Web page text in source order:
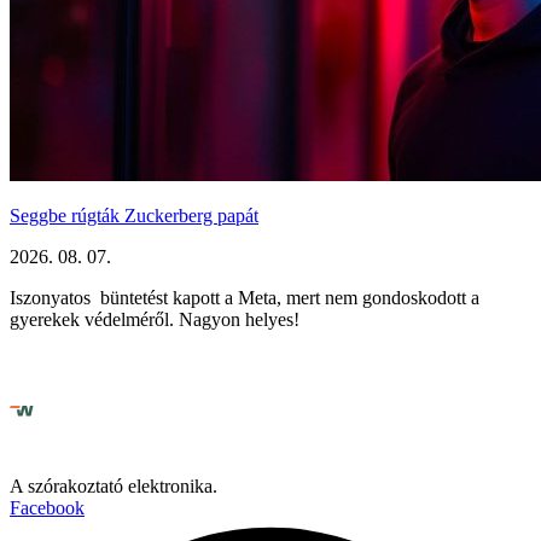
Seggbe rúgták Zuckerberg papát
2026. 08. 07.
Iszonyatos büntetést kapott a Meta, mert nem gondoskodott a
gyerekek védelméről. Nagyon helyes!
A szórakoztató elektronika.
Facebook